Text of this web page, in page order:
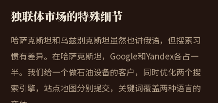
独联体市场的特殊细节
哈萨克斯坦和乌兹别克斯坦虽然也讲俄语，但搜索习
惯有差异。在哈萨克斯坦，Google和Yandex各占一
半。我们给一个做石油设备的客户，同时优化两个搜
索引擎，站点地图分别提交，关键词覆盖两种语言的